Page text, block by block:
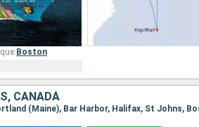
Boston
CANADÁ
(Maine), Bar Harbor, Halifax, St Johns,